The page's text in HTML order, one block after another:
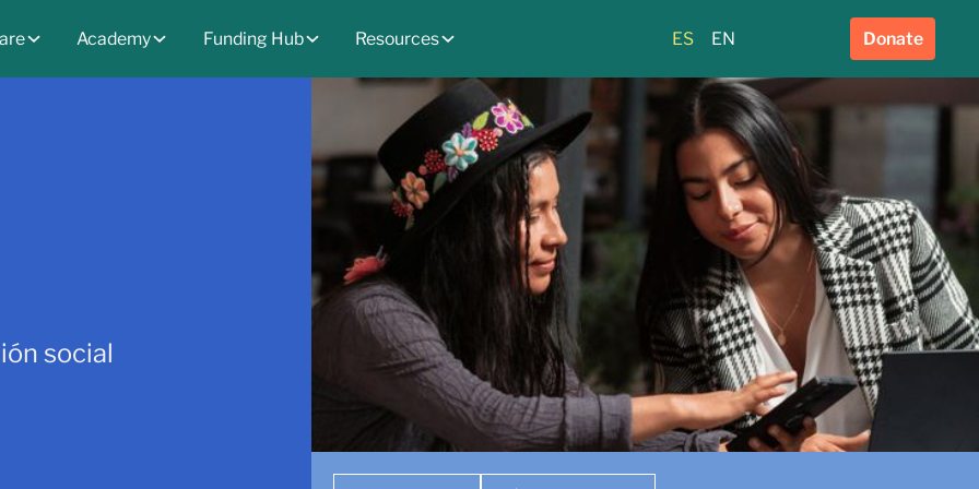
Academy Funding Hub Resources ES EN Donate
social